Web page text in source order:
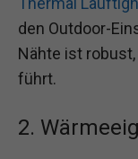
den Outdoor-
Nähte ist
führt.
2.